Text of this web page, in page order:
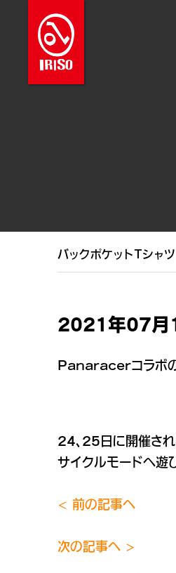
バックポケットTシャ
2021年07
Panaracerコラボ
24、25日に開催さ
サイクルモードへ遊
< 前の記事へ
次の記事へ >